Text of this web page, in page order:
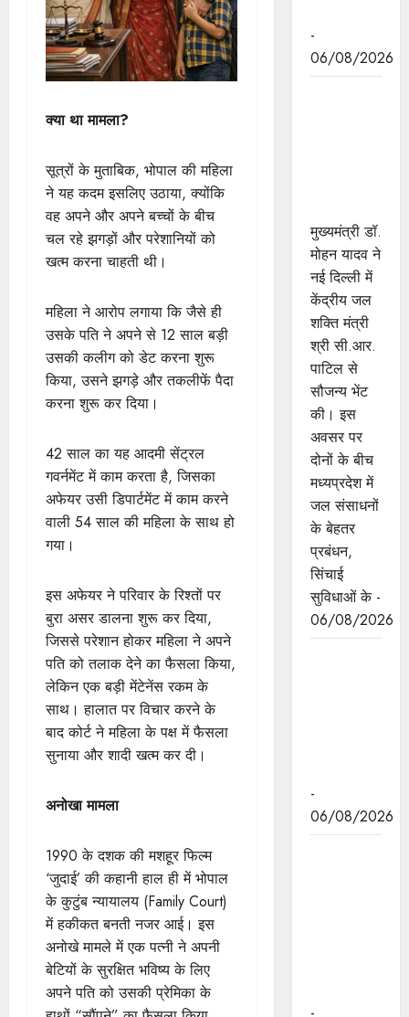
क्या था मामला?
सूत्रों के मुताबिक, भोपाल की महिला
ने यह कदम इसलिए उठाया, क्योंकि
वह अपने और अपने बच्चों के बीच
चल रहे झगड़ों और परेशानियों को
खत्म करना चाहती थी।
महिला ने आरोप लगाया कि जैसे ही
उसके पति ने अपने से 12 साल बड़ी
उसकी कलीग को डेट करना शुरू
किया, उसने झगड़े और तकलीफें पैदा
करना शुरू कर दिया।
42 साल का यह आदमी सेंट्रल
गवर्नमेंट में काम करता है, जिसका
अफेयर उसी डिपार्टमेंट में काम करने
वाली 54 साल की महिला के साथ हो
गया।
इस अफेयर ने परिवार के रिश्तों पर
बुरा असर डालना शुरू कर दिया,
जिससे परेशान होकर महिला ने अपने
पति को तलाक देने का फैसला किया,
लेकिन एक बड़ी मेंटेनेंस रकम के
साथ। हालात पर विचार करने के
बाद कोर्ट ने महिला के पक्ष में फैसला
सुनाया और शादी खत्म कर दी।
अनोखा मामला
1990 के दशक की मशहूर फिल्म
‘जुदाई’ की कहानी हाल ही में भोपाल
के कुटुंब न्यायालय (Family Court)
में हकीकत बनती नजर आई। इस
अनोखे मामले में एक पत्नी ने अपनी
बेटियों के सुरक्षित भविष्य के लिए
अपने पति को उसकी प्रेमिका के
-
06/08/2026
मुख्यमंत्री डॉ.
मोहन यादव ने
नई दिल्ली में
केंद्रीय जल
शक्ति मंत्री
श्री सी.आर.
पाटिल से
सौजन्य भेंट
की। इस
अवसर पर
दोनों के बीच
मध्यप्रदेश में
जल संसाधनों
के बेहतर
प्रबंधन,
सिंचाई
सुविधाओं के -
06/08/2026
-
06/08/2026